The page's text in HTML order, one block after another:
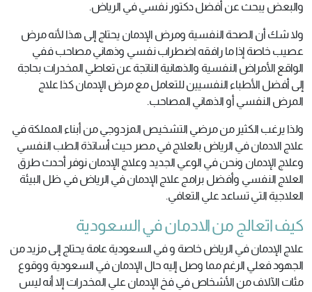
والبعض يبحث عن أفضل دكتور نفسي في الرياض.
ولا شك أن الصحة النفسية ومرض الإدمان يحتاج إلى هذا لأنه مرض
عصيب خاصة إذا ما رافقه اضطراب نفسي وذهاني مصاحب ففي
الواقع الأمراض النفسية والذهانية الناتجة عن تعاطي المخدرات بحاجة
إلى أفضل الأطباء النفسيين للتعامل مع مرض الإدمان كذا علاج
المرض النفسي أو الذهاني المصاحب.
ولذا يرغب الكثير من مرضي التشخيص المزدوجي من أبناء المملكة في
علاج الادمان في الرياض بالعلاج في مصر حيث أساتذة الطب النفسي
وعلاج الإدمان ونحن في الوعي الجديد وعلاج الإدمان نوفر أحدث طرق
العلاج النفسي وأفضل برامج علاج الإدمان في الرياض في ظل البيئة
العلاجية التي تساعد علي التعافي.
كيف اتعالج من الادمان في السعودية
علاج الإدمان في الرياض خاصة و في السعودية عامة يحتاج إلى مزيد من
الجهود فعلي الرغم مما وصل إليه حال الإدمان في السعودية ووقوع
مئات الآلاف من الأشخاص في فخ الإدمان علي المخدرات إلا أنه ليس